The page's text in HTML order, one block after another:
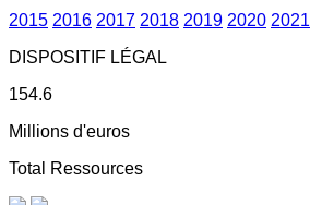
2015 2016 2017 2018 2019 2020 2021
DISPOSITIF LÉGAL
154.6
Millions d'euros
Total Ressources